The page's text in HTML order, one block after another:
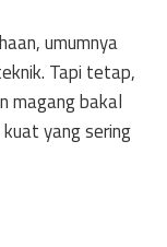
umumnya
Tapi tetap,
magang bakal
yang sering